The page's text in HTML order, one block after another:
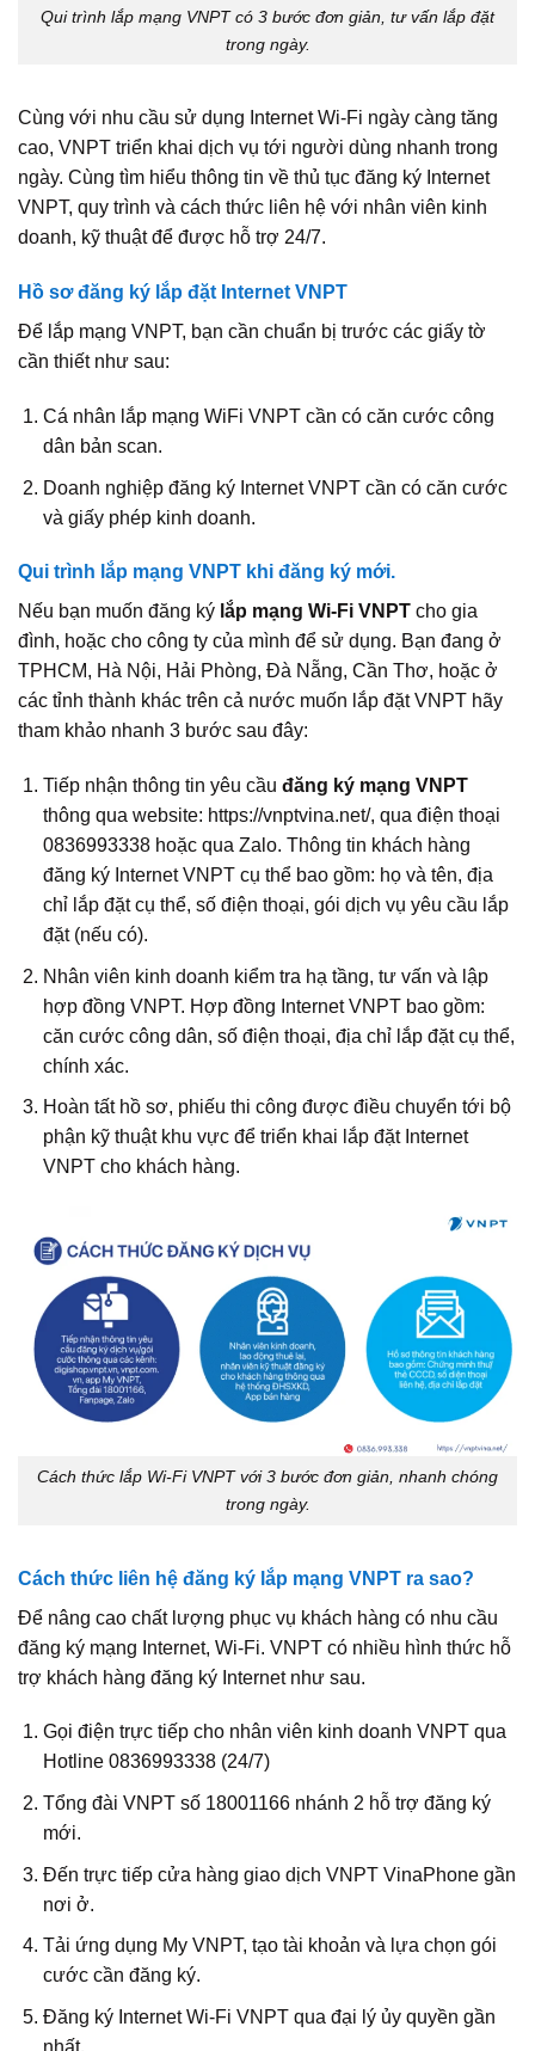
Qui trình lắp mạng VNPT có 3 bước đơn giản, tư vấn lắp đặt
trong ngày.
Cùng với nhu cầu sử dụng Internet Wi‑Fi ngày càng tăng
cao, VNPT triển khai dịch vụ tới người dùng nhanh trong
ngày. Cùng tìm hiểu thông tin về thủ tục đăng ký Internet
VNPT, quy trình và cách thức liên hệ với nhân viên kinh
doanh, kỹ thuật để được hỗ trợ 24/7.
Hồ sơ đăng ký lắp đặt Internet VNPT
Để lắp mạng VNPT, bạn cần chuẩn bị trước các giấy tờ
cần thiết như sau:
Cá nhân lắp mạng WiFi VNPT cần có căn cước công
dân bản scan.
Doanh nghiệp đăng ký Internet VNPT cần có căn cước
và giấy phép kinh doanh.
Qui trình lắp mạng VNPT khi đăng ký mới.
Nếu bạn muốn đăng ký lắp mạng Wi‑Fi VNPT cho gia
đình, hoặc cho công ty của mình để sử dụng. Bạn đang ở
TPHCM, Hà Nội, Hải Phòng, Đà Nẵng, Cần Thơ, hoặc ở
các tỉnh thành khác trên cả nước muốn lắp đặt VNPT hãy
tham khảo nhanh 3 bước sau đây:
Tiếp nhận thông tin yêu cầu đăng ký mạng VNPT
thông qua website: https://vnptvina.net/, qua điện thoại
0836993338 hoặc qua Zalo. Thông tin khách hàng
đăng ký Internet VNPT cụ thể bao gồm: họ và tên, địa
chỉ lắp đặt cụ thể, số điện thoại, gói dịch vụ yêu cầu lắp
đặt (nếu có).
Nhân viên kinh doanh kiểm tra hạ tầng, tư vấn và lập
hợp đồng VNPT. Hợp đồng Internet VNPT bao gồm:
căn cước công dân, số điện thoại, địa chỉ lắp đặt cụ thể,
chính xác.
Hoàn tất hồ sơ, phiếu thi công được điều chuyển tới bộ
phận kỹ thuật khu vực để triển khai lắp đặt Internet
VNPT cho khách hàng.
Cách thức lắp Wi‑Fi VNPT với 3 bước đơn giản, nhanh chóng
trong ngày.
Cách thức liên hệ đăng ký lắp mạng VNPT ra sao?
Để nâng cao chất lượng phục vụ khách hàng có nhu cầu
đăng ký mạng Internet, Wi‑Fi. VNPT có nhiều hình thức hỗ
trợ khách hàng đăng ký Internet như sau.
Gọi điện trực tiếp cho nhân viên kinh doanh VNPT qua
Hotline 0836993338 (24/7)
Tổng đài VNPT số 18001166 nhánh 2 hỗ trợ đăng ký
mới.
Đến trực tiếp cửa hàng giao dịch VNPT VinaPhone gần
nơi ở.
Tải ứng dụng My VNPT, tạo tài khoản và lựa chọn gói
cước cần đăng ký.
Đăng ký Internet Wi‑Fi VNPT qua đại lý ủy quyền gần
nhất.